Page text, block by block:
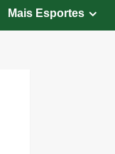
Mais Esportes